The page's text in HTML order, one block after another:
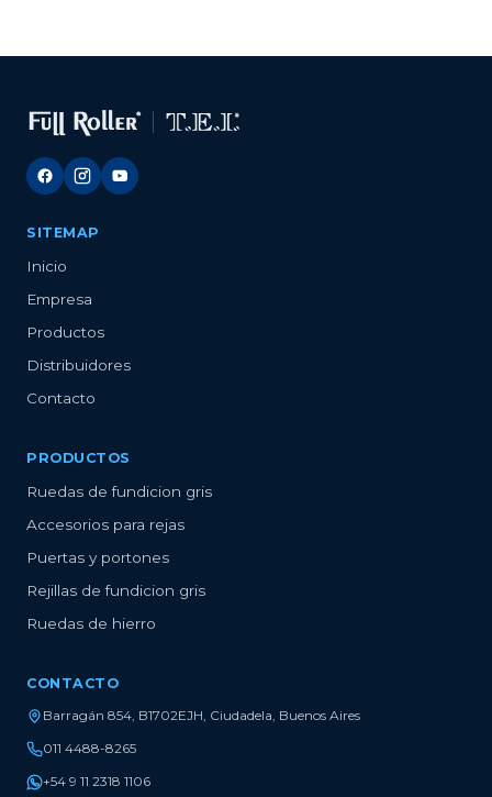
SITEMAP
Inicio
Empresa
Productos
Distribuidores
Contacto
PRODUCTOS
Ruedas de fundicion gris
Accesorios para rejas
Puertas y portones
Rejillas de fundicion gris
Ruedas de hierro
CONTACTO
Barragán 854, B1702EJH, Ciudadela, Buenos Aires
011 4488-8265
+54 9 11 2318 1106